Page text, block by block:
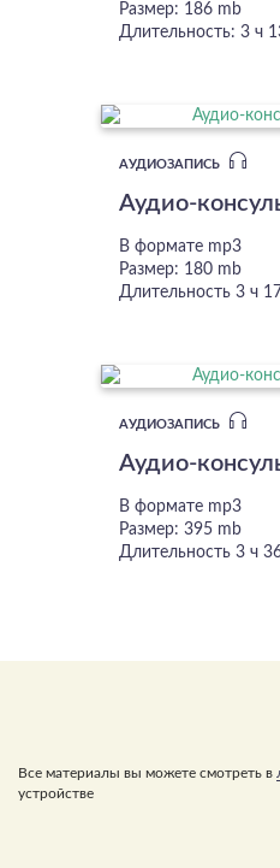
Размер: 186 mb
Длительность: 3 ч
АУДИОЗАПИСЬ
Аудио-
В формате mp3
Размер: 180 mb
Длительность 3 ч
АУДИОЗАПИСЬ
Аудио-
В формате mp3
Размер: 395 mb
Длительность 3 ч
Все материалы вы можете смотреть в
устройстве